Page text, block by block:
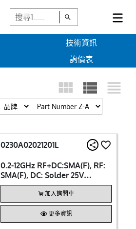
技術資訊
詢價表
0230A02021201L
0.2-12GHz RF+DC:SMA(F), RF:
SMA(F), DC: Solder 25V
400mA Bias Tee
加入詢問車
更多資訊